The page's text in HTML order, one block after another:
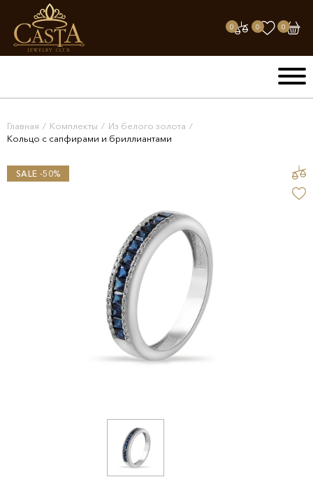
0 0 0
Главная / Комплекты / Из белого золота /
Кольцо с сапфирами и бриллиантами
SALE -50%